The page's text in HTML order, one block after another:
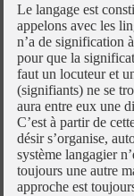
Le langage est
appelons avec les
n’a de signification
pour que la
faut un locuteur et
(signifiants) ne se
aura entre eux une
C’est à partir de
désir s’organise,
système langagier
toujours une autre
approche est